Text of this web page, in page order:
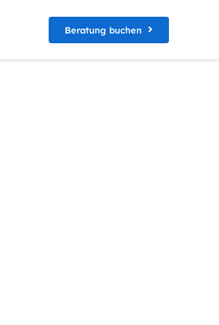
Beratung buchen